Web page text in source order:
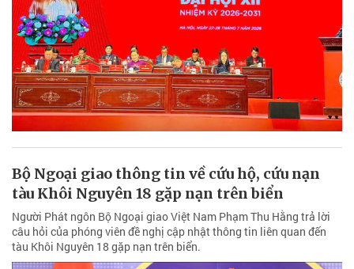
Bộ Ngoại giao thông tin về cứu hộ, cứu nạn
tàu Khôi Nguyên 18 gặp nạn trên biển
Người Phát ngôn Bộ Ngoại giao Việt Nam Phạm Thu Hằng trả lời
câu hỏi của phóng viên đề nghị cập nhật thông tin liên quan đến
tàu Khôi Nguyên 18 gặp nạn trên biển.